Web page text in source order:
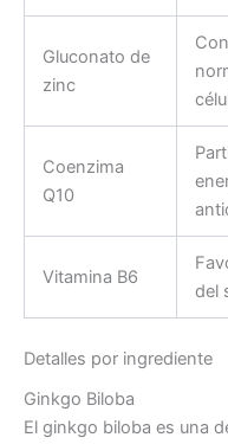
Gluconato de
zinc
Coenzima
Q10
Vitamina B6
del
Detalles por ingrediente
Ginkgo Biloba
El ginkgo biloba es una